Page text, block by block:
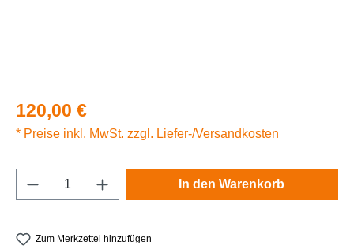
Regulärer Preis:
120,00 €
* Preise inkl. MwSt. zzgl. Liefer-/Versandkosten
Produkt Anzahl: Gib den gewünschten
In den Warenkorb
Zum Merkzettel hinzufügen